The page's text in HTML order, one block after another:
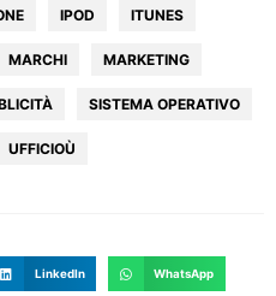
IPOD ITUNES
MARCHI MARKETING
SISTEMA OPERATIVO
UFFICIOÙ
LinkedIn WhatsApp